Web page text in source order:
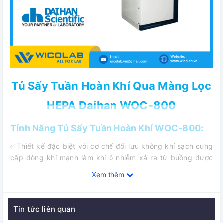
Tủ Sấy Tuần Hoàn Khí Qua Màng Lọc
HEPA Daihan WOC-800
Tính Năng Tủ Sấy Tuần Hoàn Khí WOC-800:
✅Thiết kế đặc biệt với cơ chế đối lưu không khí sạch cung
cấp dòng khí mạnh làm khí ô nhiễm xả ra từ buồng được
Fuzzy Control System
✅ Bộ điều khiển Jog-Shuttle
Xem thêm
Tin tức liên quan